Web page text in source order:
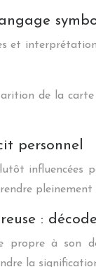
et
de la
personnel
influencées
pleinement
:
propre à
la